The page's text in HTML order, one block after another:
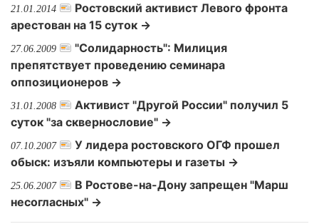
21.01.2014
Ростовский активист Левого фронта
арестован на 15 суток →
27.06.2009
"Солидарность": Милиция
препятствует проведению семинара
оппозиционеров →
31.01.2008
Активист "Другой России" получил 5
суток "за сквернословие" →
07.10.2007
У лидера ростовского ОГФ прошел
обыск: изъяли компьютеры и газеты →
25.06.2007
В Ростове-на-Дону запрещен "Марш
несогласных" →